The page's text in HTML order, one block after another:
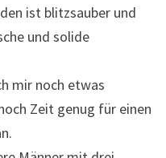
ist blitzsauber und
und solide
mir noch etwas
Zeit genug für einen